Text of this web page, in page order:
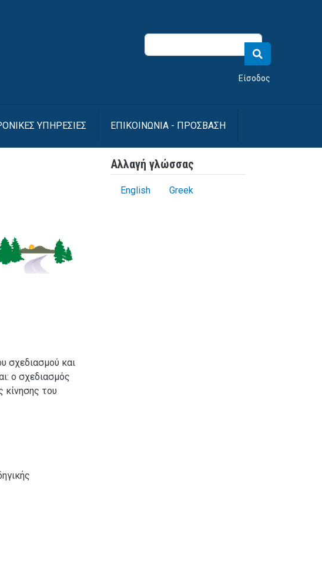
Είσοδος
ΥΠΗΡΕΣΙΕΣ ΕΠΙΚΟΙΝΩΝΙΑ - ΠΡΟΣΒΑΣΗ
σχεδιασμού και
ο σχεδιασμός
κίνησης του
Αλλαγή γλώσσας
English Greek